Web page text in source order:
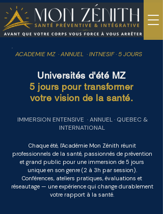
ACADEMIE MZ · ANNUEL · INTNESIF · 5 JOURS
Universités d'été MZ
5 jours pour transformer
votre vision de la santé.
IMMERSION ENTENSIVE · ANNUEL · QUEBEC &
INTERNATIONAL
Chaque été, l'Académie Mon Zénith réunit
professionnels de la santé, passionnés de prévention
et grand public pour une immersion de 5 jours
unique en son genre (2 à 3h par session).
Conférences, ateliers pratiques, évaluations et
réseautage — une expérience qui change durablement
votre rapport à la santé.